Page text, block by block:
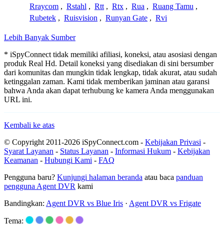
Rraycom , Rstahl , Rtt , Rtx , Rua , Ruang Tamu ,
Rubetek , Ruisvision , Runyan Gate , Rvi
Lebih Banyak Sumber
* iSpyConnect tidak memiliki afiliasi, koneksi, atau asosiasi dengan
produk Real Hd. Detail koneksi yang disediakan di sini bersumber
dari komunitas dan mungkin tidak lengkap, tidak akurat, atau sudah
ketinggalan zaman. Kami tidak memberikan jaminan atau garansi
bahwa Anda akan dapat terhubung ke kamera Anda menggunakan
URL ini.
Kembali ke atas
© Copyright 2011-2026 iSpyConnect.com - Kebijakan Privasi -
Syarat Layanan - Status Layanan - Informasi Hukum - Kebijakan
Keamanan - Hubungi Kami - FAQ
Pengguna baru? Kunjungi halaman beranda atau baca panduan
pengguna Agent DVR kami
Bandingkan: Agent DVR vs Blue Iris · Agent DVR vs Frigate
Tema: